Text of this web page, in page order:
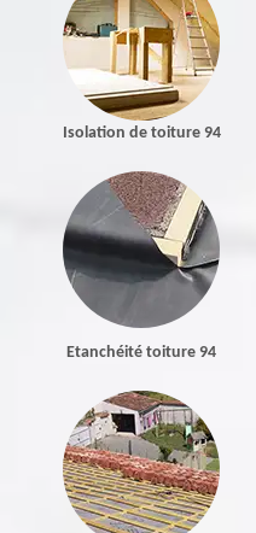
Isolation de toiture 94
Etanchéité toiture 94